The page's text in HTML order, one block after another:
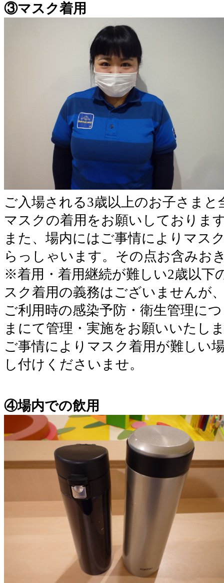
③マスク着用
ご入場される3歳以上のお子さま
マスクの着用をお願いしておりま
また、場内にはご事情によりマス
らっしゃいます。その点お含みお
※着用・着用継続が難しい2歳以下
スク着用の義務はございませんが
ご利用時の感染予防・衛生管理に
まにて管理・実施をお願いいたし
ご事情によりマスク着用が難しい
し付けくださいませ。
④場内での飲用